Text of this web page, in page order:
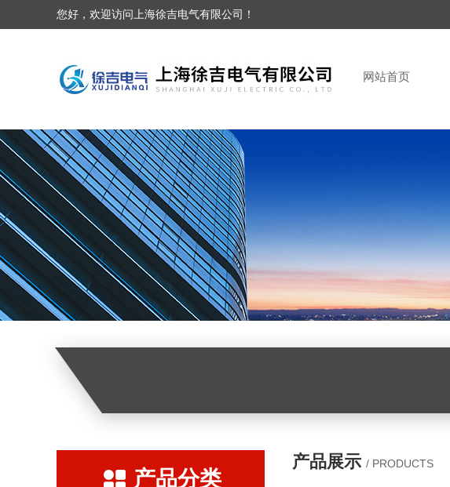
您好，欢迎访问上海徐吉电气有限公司！
网站首页
产品分类
产品展示 / PRODUCTS